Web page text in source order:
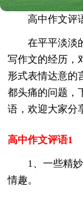
高中作文评
在平平淡淡
写作文的经历，
形式表情达意的
都头痛的问题，
语，欢迎大家分
高中作文评语1
1、一些精
情趣。